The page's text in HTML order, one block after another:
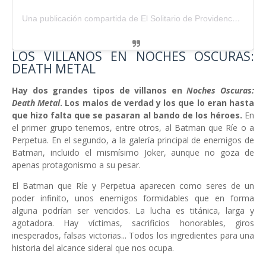
Una publicación compartida de El Solitario de Providence (@solitario_providence)
LOS VILLANOS EN NOCHES OSCURAS:
DEATH METAL
Hay dos grandes tipos de villanos enNoches Oscuras:
Death Metal. Los malos de verdad y los que lo eran hasta
que hizo falta que se pasaran al bando de los héroes. En
el primer grupo tenemos, entre otros, al Batman que Ríe o a
Perpetua. En el segundo, a la galería principal de enemigos de
Batman, incluido el mismísimo Joker, aunque no goza de
apenas protagonismo a su pesar.
El Batman que Ríe y Perpetua aparecen como seres de un
poder infinito, unos enemigos formidables que en forma
alguna podrían ser vencidos. La lucha es titánica, larga y
agotadora. Hay víctimas, sacrificios honorables, giros
inesperados, falsas victorias... Todos los ingredientes para una
historia del alcance sideral que nos ocupa.